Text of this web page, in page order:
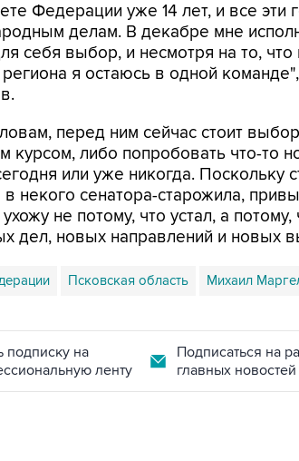
Федерации уже 14 лет, и все эти
делам. В декабре мне
себя выбор, и несмотря на то,
региона я остаюсь в одной
перед ним сейчас стоит
курсом, либо попробовать что-то
или уже никогда. Поскольку
в некого сенатора-старожила,
не потому, что устал, а
дел, новых направлений и новых
Псковская область Михаил
подписку на
ленту
Подписаться на
главных новостей